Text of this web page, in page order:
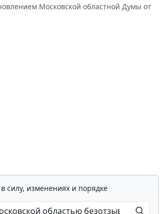
Московской областной Думы от
силу, изменениях и порядке